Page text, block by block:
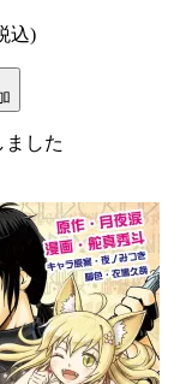
込)
ました